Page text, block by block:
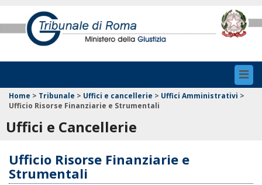
Home > Tribunale > Uffici e cancellerie > Uffici Amministrativi >
Ufficio Risorse Finanziarie e Strumentali
Uffici e Cancellerie
Ufficio Risorse Finanziarie e
Strumentali